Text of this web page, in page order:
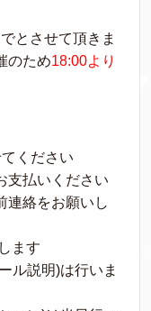
とさせて頂きま
のため18:00より
ください
支払いください
連絡をお願いし
ます
ル説明)は行いま